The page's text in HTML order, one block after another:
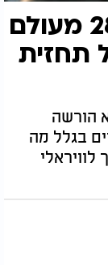
הרשת מתפוצצת: בן 28 מעולם
תחזית
הורשה
בגלל מה